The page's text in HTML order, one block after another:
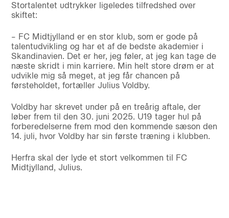
Stortalentet udtrykker ligeledes tilfredshed over
skiftet:
– FC Midtjylland er en stor klub, som er gode på
talentudvikling og har et af de bedste akademier i
Skandinavien. Det er her, jeg føler, at jeg kan tage de
næste skridt i min karriere. Min helt store drøm er at
udvikle mig så meget, at jeg får chancen på
førsteholdet, fortæller Julius Voldby.
Voldby har skrevet under på en treårig aftale, der
løber frem til den 30. juni 2025. U19 tager hul på
forberedelserne frem mod den kommende sæson den
14. juli, hvor Voldby har sin første træning i klubben.
Herfra skal der lyde et stort velkommen til FC
Midtjylland, Julius.